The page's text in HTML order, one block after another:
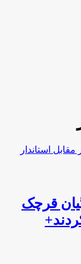
قرچک